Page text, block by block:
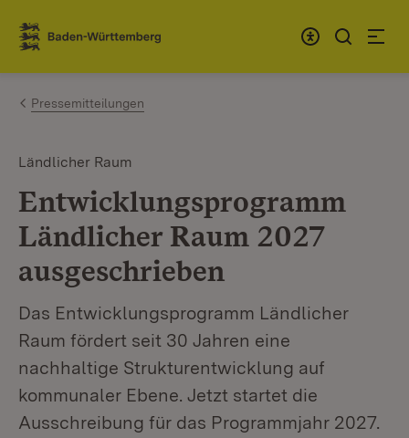
Zum Inhalt springen
Link zur Startseite
Pressemitteilungen
Ländlicher Raum
Entwicklungsprogramm
Ländlicher Raum 2027
ausgeschrieben
Das Entwicklungsprogramm Ländlicher
Raum fördert seit 30 Jahren eine
nachhaltige Strukturentwicklung auf
kommunaler Ebene. Jetzt startet die
Ausschreibung für das Programmjahr 2027.